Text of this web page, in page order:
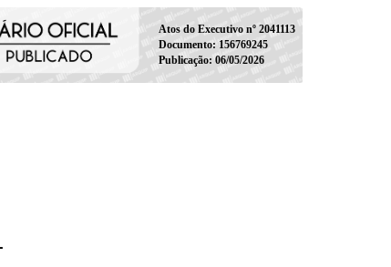
Atos do Executivo nº 2041113
Documento: 156769245
Publicação: 06/05/2026